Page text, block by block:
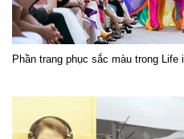
Phần trang phục sắc màu trong